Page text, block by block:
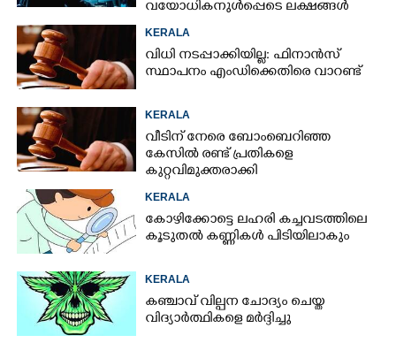
വയോധികനുൾപ്പെടെ ലക്ഷങ്ങൾ
KERALA
വിധി നടപ്പാക്കിയില്ല: ഫിനാൻസ്
സ്ഥാപനം എംഡിക്കെതിരെ വാറണ്ട്
KERALA
വീടിന് നേരെ ബോംബെറിഞ്ഞ
കേസിൽ രണ്ട് പ്രതികളെ
കുറ്റവിമുക്തരാക്കി
KERALA
കോഴിക്കോട്ടെ ലഹരി കച്ചവടത്തിലെ
കൂടുതൽ കണ്ണികൾ പിടിയിലാകും
KERALA
കഞ്ചാവ് വില്പന ചോദ്യം ചെയ്ത
വിദ്യാർത്ഥികളെ മർദ്ദിച്ചു